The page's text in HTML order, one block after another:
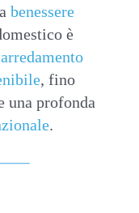
benessere
è
arredamento
, fino
una profonda
.